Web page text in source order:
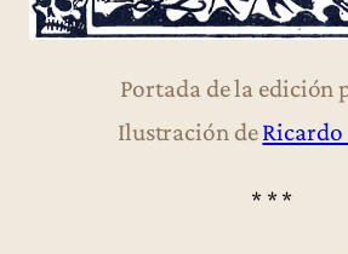
Portada de la edición
Ilustración deRicardo
* * *